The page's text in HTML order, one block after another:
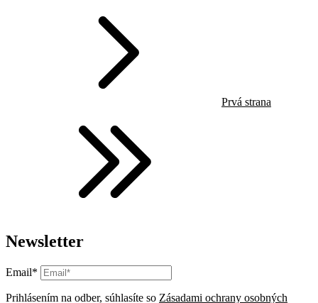
Prvá strana
Newsletter
Email*
Prihlásením na odber, súhlasíte so Zásadami ochrany osobných